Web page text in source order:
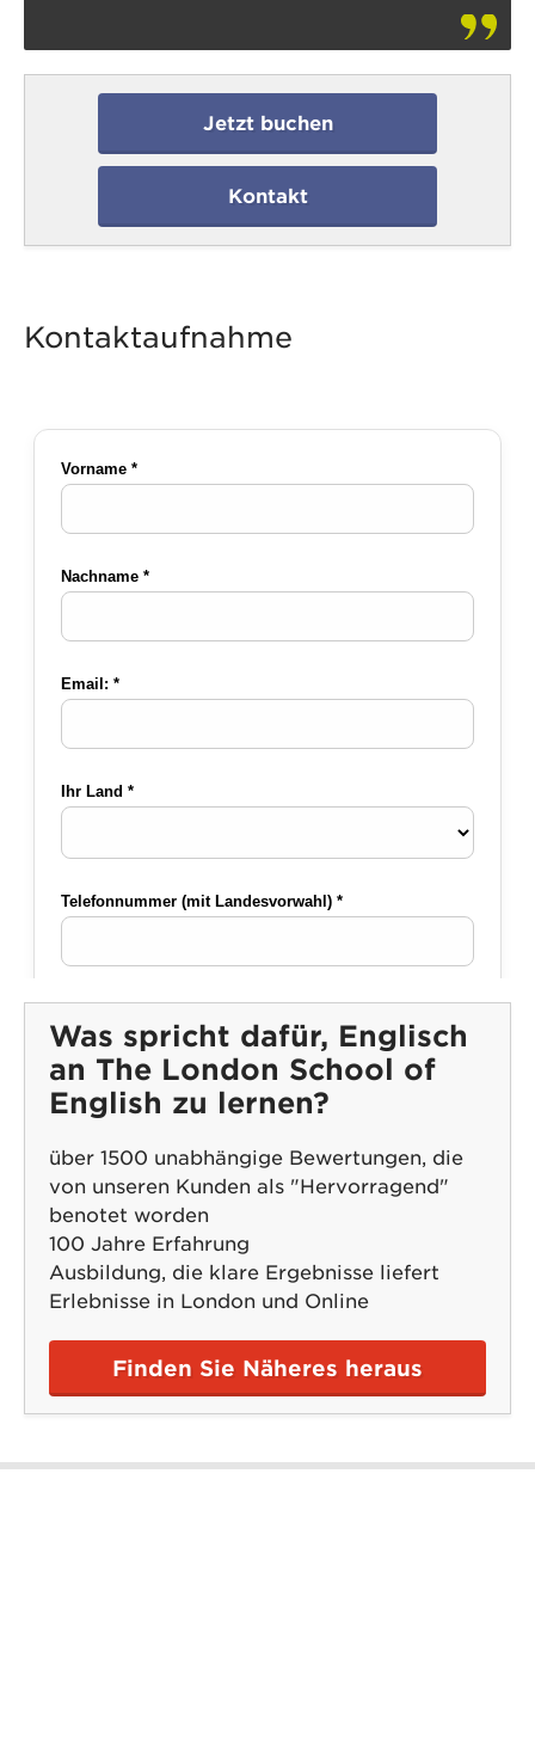
Jetzt buchen
Kontakt
Kontaktaufnahme
Was spricht dafür, Englisch
an The London School of
English zu lernen?
über 1500 unabhängige Bewertungen, die
von unseren Kunden als "Hervorragend"
benotet worden
100 Jahre Erfahrung
Ausbildung, die klare Ergebnisse liefert
Erlebnisse in London und Online
Finden Sie Näheres heraus